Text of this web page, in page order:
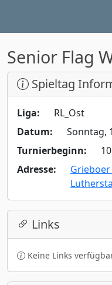
Senior Flag
Spieltag
Liga:
RL_Ost
Datum:
Sonntag,
Turnierbeginn:
Adresse:
Grieboer
Links
Keine Links